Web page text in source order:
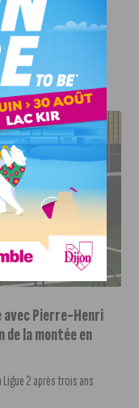
parenthèse
Dijon !
DEBALLON,
2
avec Pierre-Henri
de la montée en
Ligue 2 après trois ans